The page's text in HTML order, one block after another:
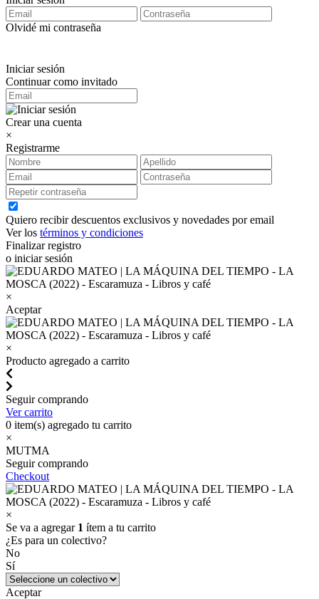
Olvidé mi contraseña
Iniciar sesión
Continuar como invitado
Crear una cuenta
×
Registrarme
Quiero recibir descuentos exclusivos y novedades por email
Ver los términos y condiciones
Finalizar registro
o iniciar sesión
×
Aceptar
×
Producto agregado a carrito
Seguir comprando
Ver carrito
0 item(s) agregado tu carrito
×
MUTMA
Seguir comprando
Checkout
×
Se va a agregar 1 ítem a tu carrito
¿Es para un colectivo?
No
Sí
Aceptar